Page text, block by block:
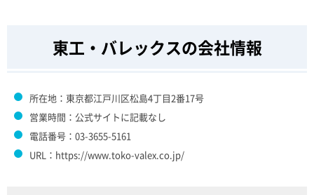
東工・バレックスの会社情報
所在地：東京都江戸川区松島4丁目2番17号
営業時間：公式サイトに記載なし
電話番号：03-3655-5161
URL：https://www.toko-valex.co.jp/